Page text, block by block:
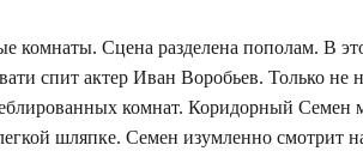
Сцена разделена пополам. В
спит актер Иван Воробьев. Только
комнат. Коридорный Семен
шляпке. Семен изумленно смотрит